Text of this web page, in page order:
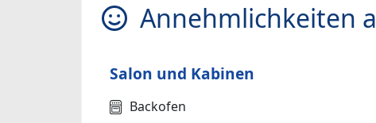
Annehmlichkeiten
Salon und Kabinen
Backofen